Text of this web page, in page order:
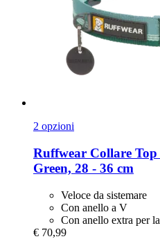
2 opzioni
Ruffwear Collare
Green, 28 -​ 36 cm
Veloce da sistemare
Con anello a V
Con anello extra per
€ 70,99